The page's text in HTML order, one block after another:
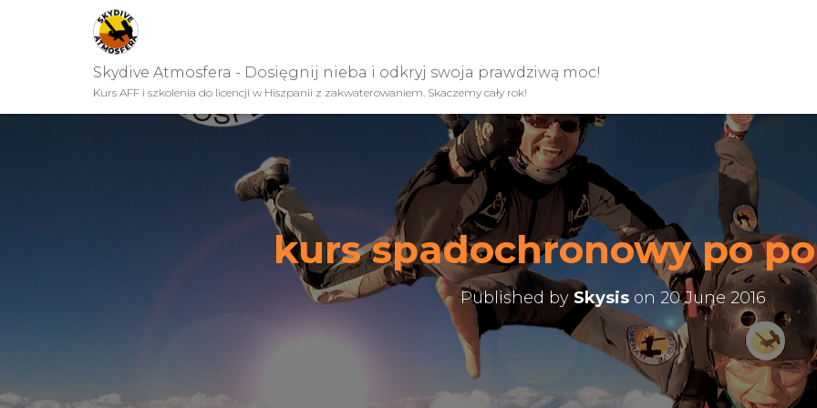
Skydive Atmosfera - Dosięgnij nieba i odkryj swoja prawdziwą moc!
Kurs AFF i szkolenia do licencji w Hiszpanii z zakwaterowaniem. Skaczemy cały rok!
kurs spadochronowy po
Published by Skysison 20 June 2016